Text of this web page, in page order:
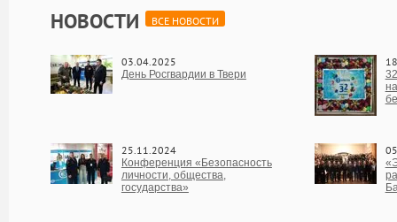
НОВОСТИ ВСЕ НОВОСТИ
03.04.2025
День Росгвардии в Твери
25.11.2024
Конференция «Безопасность
личности, общества,
государства»